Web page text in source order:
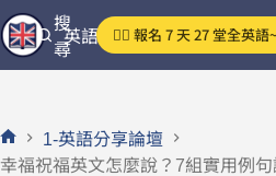
跳
至
主
容
英語分享論壇
搜
尋
👉🏻 報名 7 天 27 堂全英
首
1-英語分享論壇
幸福祝福英文怎麼說？7組實用例